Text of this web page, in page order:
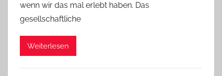
wenn wir das mal erlebt haben. Das
gesellschaftliche
Weiterlesen